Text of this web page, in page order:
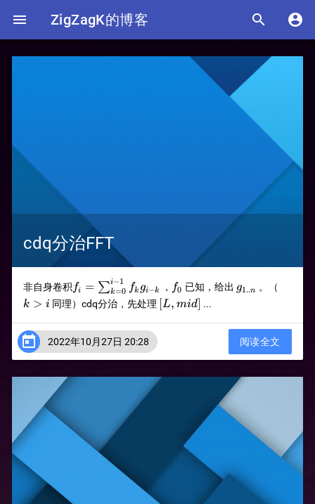
 ZigZagK的博客  
cdq分治FFT
非自身卷积 f_i=\sum_{k=0}^{i-
1}f_kg_{i-k}
fi = ∑k=0
i−1
fk gi−k ， f_0
f0 已知，给出 g_{1..n}
g1..n 。（
k > i 同理）cdq分治，先处理 [L,mid]
L, mid] ...
 2022年10月27日 20:28 阅读全文